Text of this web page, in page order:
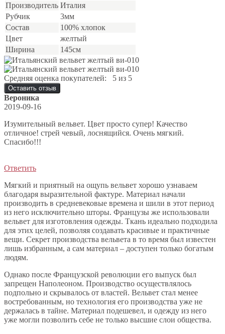
Производитель Италия
Рубчик
3мм
Состав
100% хлопок
Цвет
желтый
Ширина
145см
Средняя оценка покупателей: 5 из 5
Оставить отзыв
Вероника
2019-09-16
Изумительный вельвет. Цвет просто супер! Качество
отличное! стрей чевый, лоснящийся. Очень мягкий.
Спасибо!!!
Ответить
Мягкий и приятный на ощупь вельвет хорошо узнаваем
благодаря выразительной фактуре. Материал начали
производить в средневековые времена и шили в этот период
из него исключительно шторы. Французы же использовали
вельвет для изготовления одежды. Ткань идеально подходила
для этих целей, позволяя создавать красивые и практичные
вещи. Секрет производства вельвета в то время был известен
лишь избранным, а сам материал – доступен только богатым
людям.
Однако после Французской революции его выпуск был
запрещен Наполеоном. Производство осуществлялось
подпольно и скрывалось от властей. Вельвет стал менее
востребованным, но технология его производства уже не
держалась в тайне. Материал подешевел, и одежду из него
уже могли позволить себе не только высшие слои общества.